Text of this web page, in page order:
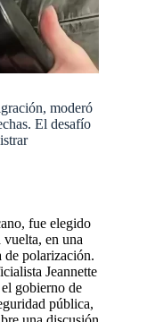
moderó
El desafío
fue elegido
vuelta, en una
polarización.
Jeannette
gobierno de
pública,